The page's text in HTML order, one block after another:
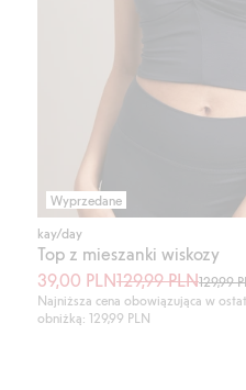
Wyprzedane
kay/day
Top z mieszanki wiskozy
39,00 PLN129,99 PLN129,99
Najniższa cena obowiązująca w
obniżką: 129,99 PLN